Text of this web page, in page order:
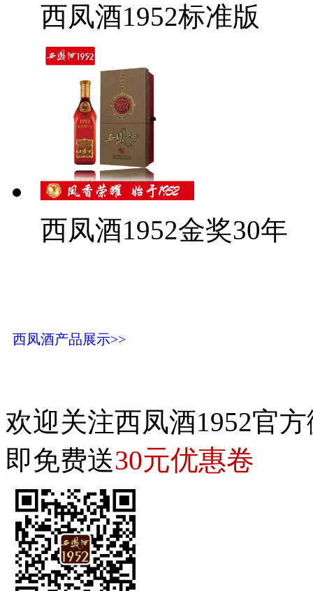
西凤酒1952标准版
西凤酒1952金奖30年
西凤酒产品展示>>
欢迎关注西凤酒1952官
即免费送30元优惠卷